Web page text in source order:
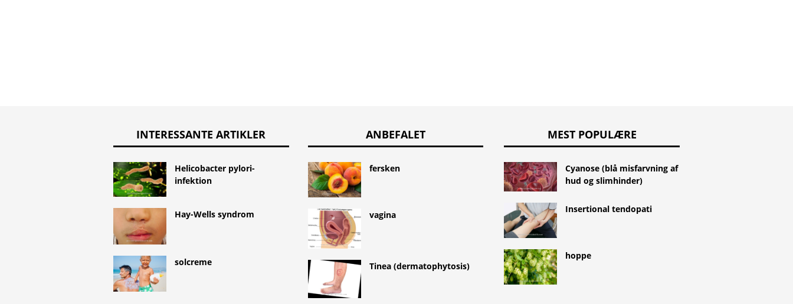
INTERESSANTE ARTIKLER
Helicobacter pylori-
infektion
Hay-Wells syndrom
solcreme
ANBEFALET
fersken
vagina
Tinea (dermatophytosis)
MEST POPULÆRE
Cyanose (blå misfarvning af
hud og slimhinder)
Insertional tendopati
hoppe